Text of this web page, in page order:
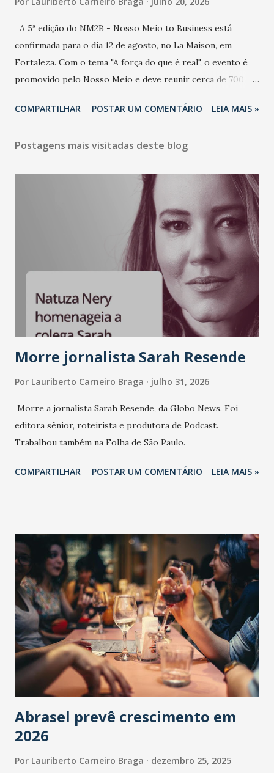
A 5ª edição do NM2B - Nosso Meio to Business está
confirmada para o dia 12 de agosto, no La Maison, em
Fortaleza. Com o tema "A força do que é real", o evento é
promovido pelo Nosso Meio e deve reunir cerca de 700
e lideranças do Mercado Nacional. Desde 2022, o NM2B
de negócios do Nordeste, reunindo profissionais de marcas
LinkedIn, VISA, Grupo 3corações, TikTok e M. Dias Branco.
A nova edição chega em um momento em que autenticidade
e consistência ganham peso nas conversas sobre marca,
liderança e estratégia. - Vivemos um momento em que todo
mundo fala muito e poucos entregam de verdade. O NM2B
sempre existiu para dar palco a quem constrói com
consistência, e nesta edição isso fica ainda mais claro.
Vamos reforçar que ser genuíno sustenta a confiança entre
marcas, pessoas e mercado", afirma Tamires So...
COMPARTILHAR POSTAR UM COMENTÁRIO LEIA MAIS »
Postagens mais visitadas deste blog
Morre jornalista Sarah Resende
Por Lauriberto Carneiro Braga julho 31, 2026
Morre a jornalista Sarah Resende, da Globo News. Foi
editora sênior, roteirista e produtora de Podcast.
Trabalhou também na Folha de São Paulo.
COMPARTILHAR POSTAR UM COMENTÁRIO LEIA MAIS »
Abrasel prevê crescimento em
2026
Por Lauriberto Carneiro Braga dezembro 25, 2025